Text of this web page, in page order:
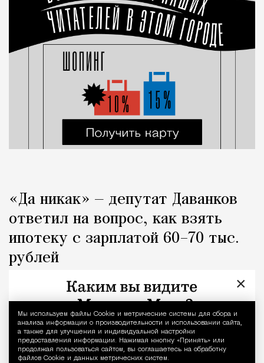
Уведомление
Мы используем файлы Сookie и метрические системы для сбора и
анализа информации о производительности и использовании сайта,
а также для улучшения и индивидуальной настройки
предоставления информации. Нажимая кнопку «Принять» или
продолжая пользоваться сайтом, вы соглашаетесь на обработку
файлов Cookie и данных метрических систем.
«Да никак» — депутат Даванков
ответил на вопрос, как взять
ипотеку с зарплатой 60–70 тыс.
рублей
Кирилл Романов ×